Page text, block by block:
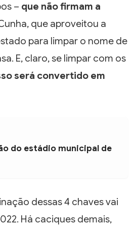
– que não firmam a
que aproveitou a
para limpar o nome de
E, claro, se limpar com os
será convertido em
do estádio municipal de
dessas 4 chaves vai
Há caciques demais,